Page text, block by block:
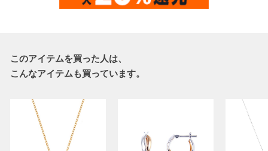
このアイテムを買った人は、
こんなアイテムも買っています。